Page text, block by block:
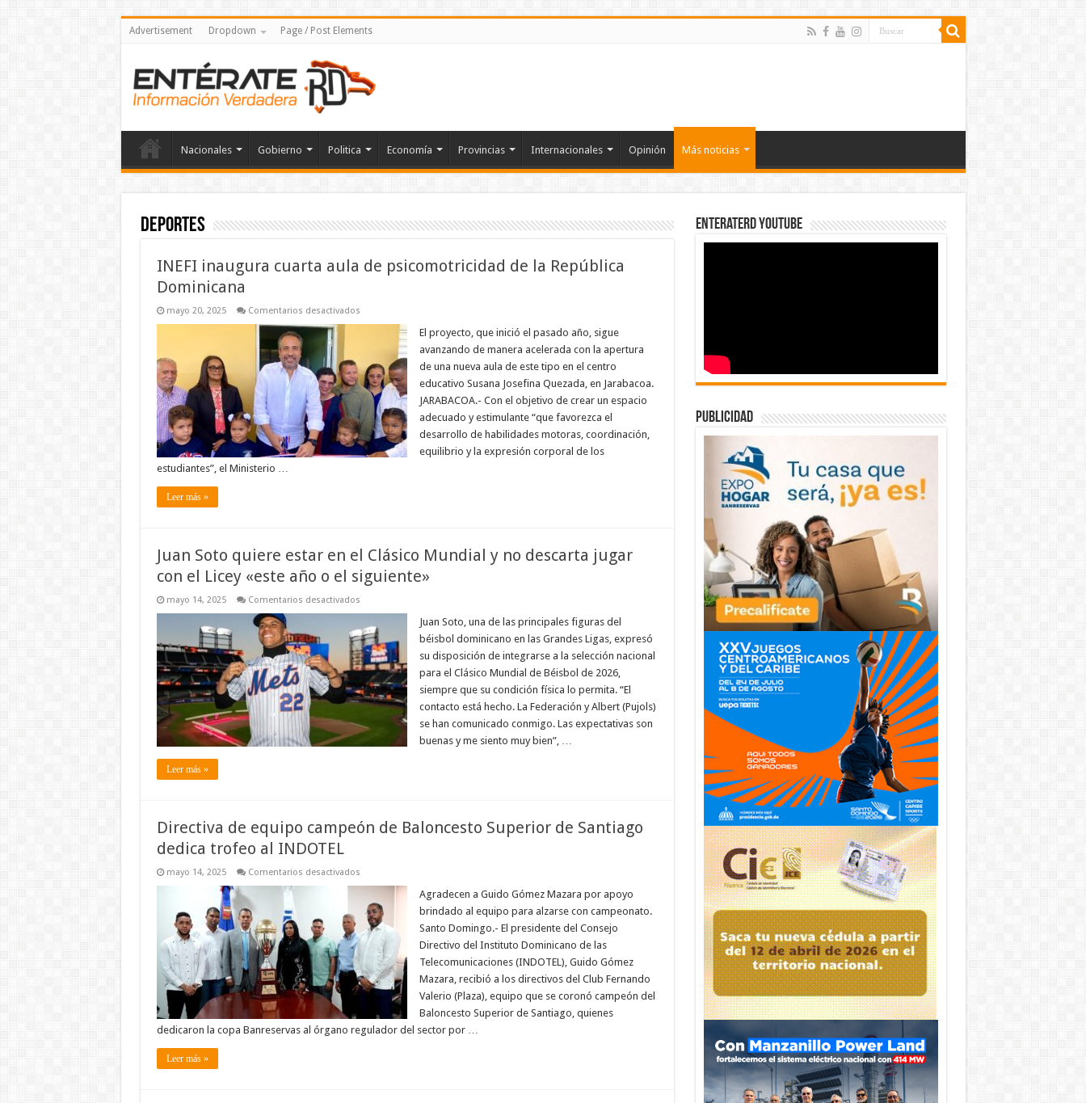
Advertisement Dropdown Page / Post Elements
Nacionales Gobierno Politica Economía Provincias Internacionales Opinión Más noticias
Deportes
INEFI inaugura cuarta aula de psicomotricidad de la República
Dominicana
mayo 20, 2025 Comentarios desactivadosen
de
psicomotricidad
de
la
República
Dominicana
El proyecto, que inició el pasado año, sigue
avanzando de manera acelerada con la apertura
de una nueva aula de este tipo en el centro
educativo Susana Josefina Quezada, en Jarabacoa.
JARABACOA.- Con el objetivo de crear un espacio
adecuado y estimulante “que favorezca el
desarrollo de habilidades motoras, coordinación,
equilibrio y la expresión corporal de los
estudiantes”, el Ministerio …
Leer más »
Juan Soto quiere estar en el Clásico Mundial y no descarta jugar
con el Licey «este año o el siguiente»
mayo 14, 2025 Comentarios desactivadosen
quiere
estar
en
el
Clásico
Mundial
y
no
descarta
jugar
con
el
Juan Soto, una de las principales figuras del
béisbol dominicano en las Grandes Ligas, expresó
su disposición de integrarse a la selección nacional
para el Clásico Mundial de Béisbol de 2026,
siempre que su condición física lo permita. “El
contacto está hecho. La Federación y Albert (Pujols)
se han comunicado conmigo. Las expectativas son
buenas y me siento muy bien”, …
Leer más »
Directiva de equipo campeón de Baloncesto Superior de Santiago
dedica trofeo al INDOTEL
mayo 14, 2025 Comentarios desactivadosen
equipo
campeón
de
Baloncesto
Superior
Santiago
dedica
trofeo
Agradecen a Guido Gómez Mazara por apoyo
brindado al equipo para alzarse con campeonato.
Santo Domingo.- El presidente del Consejo
Directivo del Instituto Dominicano de las
Telecomunicaciones (INDOTEL), Guido Gómez
Mazara, recibió a los directivos del Club Fernando
Valerio (Plaza), equipo que se coronó campeón del
Baloncesto Superior de Santiago, quienes
dedicaron la copa Banreservas al órgano regulador del sector por …
Leer más »
EnterateRD YOUTUBE
publicidad